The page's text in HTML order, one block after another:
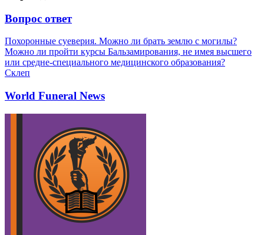
Вопрос ответ
Похоронные суеверия. Можно ли брать землю с могилы?
Можно ли пройти курсы Бальзамирования, не имея высшего
или средне-специального медицинского образования?
Склеп
World Funeral News